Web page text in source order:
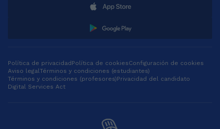
Política de privacidad Política de cookiesConfiguración de cookies
Aviso legalTérminos y condiciones (estudiantes)
Términos y condiciones (profesores)Privacidad del candidato
Digital Services Act